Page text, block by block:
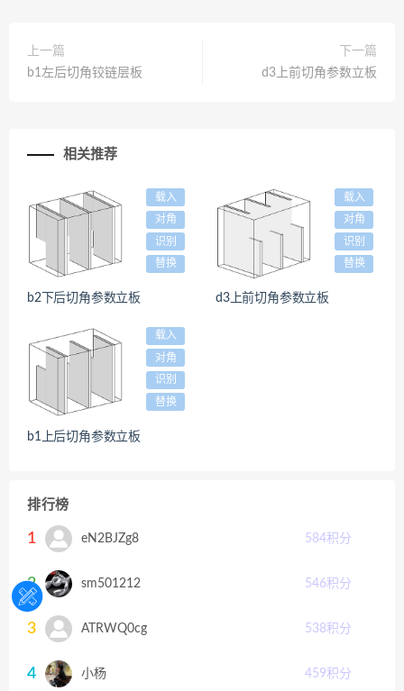
上一篇
b1左后切角铰链层板
下一篇
d3上前切角参数立板
相关推荐
载入
对角
识别
替换
b2下后切角参数立板
载入
对角
识别
替换
d3上前切角参数立板
载入
对角
识别
替换
b1上后切角参数立板
排行榜
1 eN2BJZg8 584积分
2 sm501212 546积分
3 ATRWQ0cg 538积分
4 小杨 459积分